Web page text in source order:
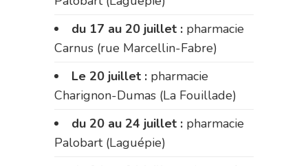
du 17 au 20 juillet : pharmacie
Carnus (rue Marcellin-Fabre)
Le 20 juillet : pharmacie
Charignon-Dumas (La Fouillade)
du 20 au 24 juillet : pharmacie
Palobart (Laguépie)